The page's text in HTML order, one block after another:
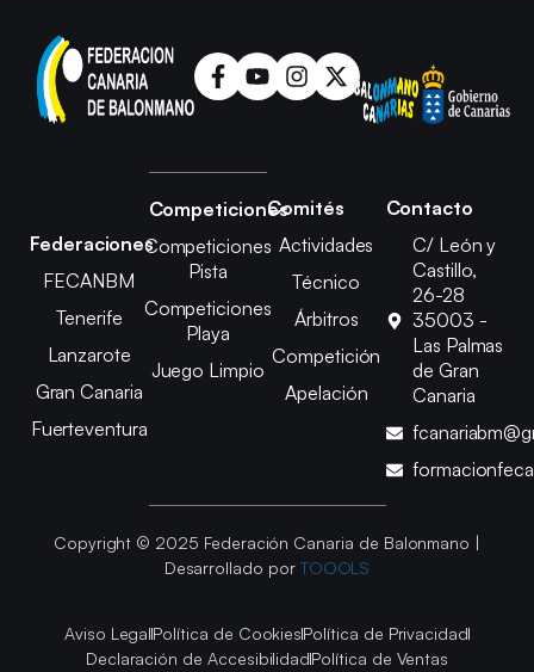
Federaciones
FECANBM
Tenerife
Lanzarote
Gran Canaria
Fuerteventura
Competiciones
Competiciones
Pista
Competiciones
Playa
Juego Limpio
Comités
Actividades
Técnico
Árbitros
Competición
Apelación
Contacto
C/ León y
Castillo,
26-28
35003 -
Las Palmas
de Gran
Canaria
Copyright © 2025 Federación Canaria de Balonmano |
Desarrollado por TOOOLS
Aviso LegalPolítica de CookiesPolítica de Privacidad
Declaración de AccesibilidadPolítica de Ventas